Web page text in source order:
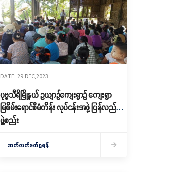
DATE: 29 DEC,2023
ပုဗ္ဗသီရိမြို့နယ် ဥယျာဉ်ကျေးရွာ၌ ကျေးရွာ
မြစိမ်းရောင်စီမံကိန်း လုပ်ငန်းအဖွဲ့ ပြန်လည်
ဖွဲ့စည်း
ဆက်လက်ဖတ်ရှုရန်